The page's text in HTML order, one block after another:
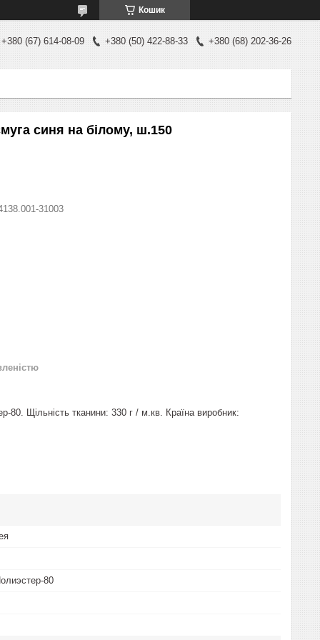
Кошик
+380 (67) 614-08-09 +380 (50) 422-88-33 +380 (68) 202-36-26
синя на білому, ш.150
31003
80. Щільність тканини: 330 г / м.кв. Країна виробник:
80